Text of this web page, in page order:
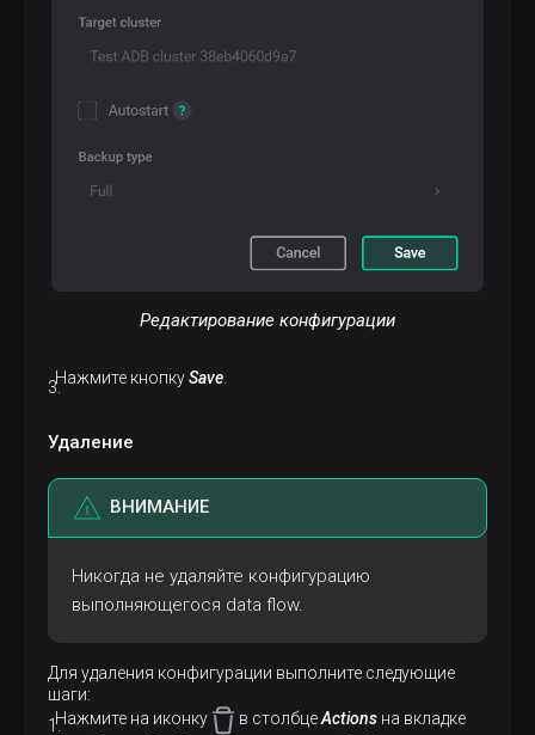
Редактирование конфигурации
Нажмите кнопкуSave.
Удаление
ВНИМАНИЕ
Никогда не удаляйте конфигурацию
выполняющегося data flow.
Для удаления конфигурации выполните следующие
шаги:
Нажмите на иконку
в столбцеActions на вкладке